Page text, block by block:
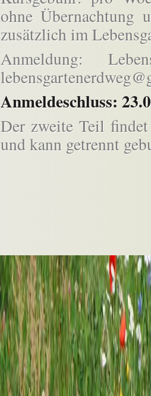
ohne
zusätzlich im
Anmeldung:
Anmeldeschluss:
Der zweite Teil
und kann getrennt